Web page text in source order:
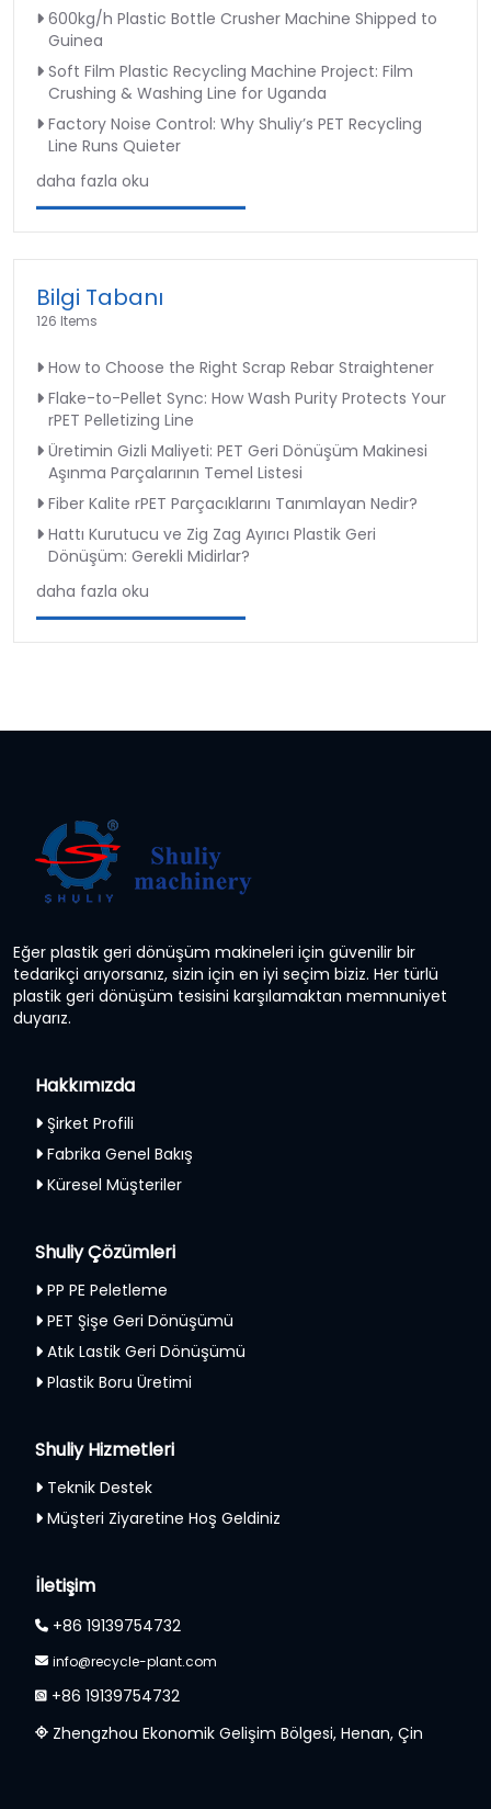
600kg/h Plastic Bottle Crusher Machine Shipped to
Guinea
Soft Film Plastic Recycling Machine Project: Film
Crushing & Washing Line for Uganda
Factory Noise Control: Why Shuliy’s PET Recycling
Line Runs Quieter
daha fazla oku
Bilgi Tabanı
126 Items
How to Choose the Right Scrap Rebar Straightener
Flake-to-Pellet Sync: How Wash Purity Protects Your
rPET Pelletizing Line
Üretimin Gizli Maliyeti: PET Geri Dönüşüm Makinesi
Aşınma Parçalarının Temel Listesi
Fiber Kalite rPET Parçacıklarını Tanımlayan Nedir?
Hattı Kurutucu ve Zig Zag Ayırıcı Plastik Geri
Dönüşüm: Gerekli Midirlar?
daha fazla oku
Eğer plastik geri dönüşüm makineleri için güvenilir bir
tedarikçi arıyorsanız, sizin için en iyi seçim biziz. Her türlü
plastik geri dönüşüm tesisini karşılamaktan memnuniyet
duyarız.
Hakkımızda
Şirket Profili
Fabrika Genel Bakış
Küresel Müşteriler
Shuliy Çözümleri
PP PE Peletleme
PET Şişe Geri Dönüşümü
Atık Lastik Geri Dönüşümü
Plastik Boru Üretimi
Shuliy Hizmetleri
Teknik Destek
Müşteri Ziyaretine Hoş Geldiniz
İletişim
+86 19139754732
info@recycle-plant.com
+86 19139754732
Zhengzhou Ekonomik Gelişim Bölgesi, Henan, Çin